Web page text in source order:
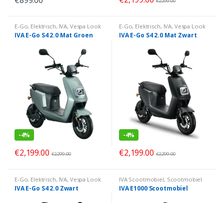
E-Go, Elektrisch, IVA, Vespa Look
IVA E-Go S4 2.0 Mat Groen
-4%
€2,199.00 €2,299.00
E-Go, Elektrisch, IVA, Vespa Look
IVA E-Go S4 2.0 Mat Zwart
-4%
€2,199.00 €2,299.00
E-Go, Elektrisch, IVA, Vespa Look
IVA E-Go S4 2.0 Zwart
IVA Scootmobiel, Scootmobiel
IVA E1000 Scootmobiel